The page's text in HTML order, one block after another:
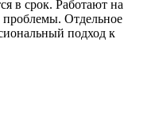
в срок. Работают на
проблемы. Отдельное
подход к